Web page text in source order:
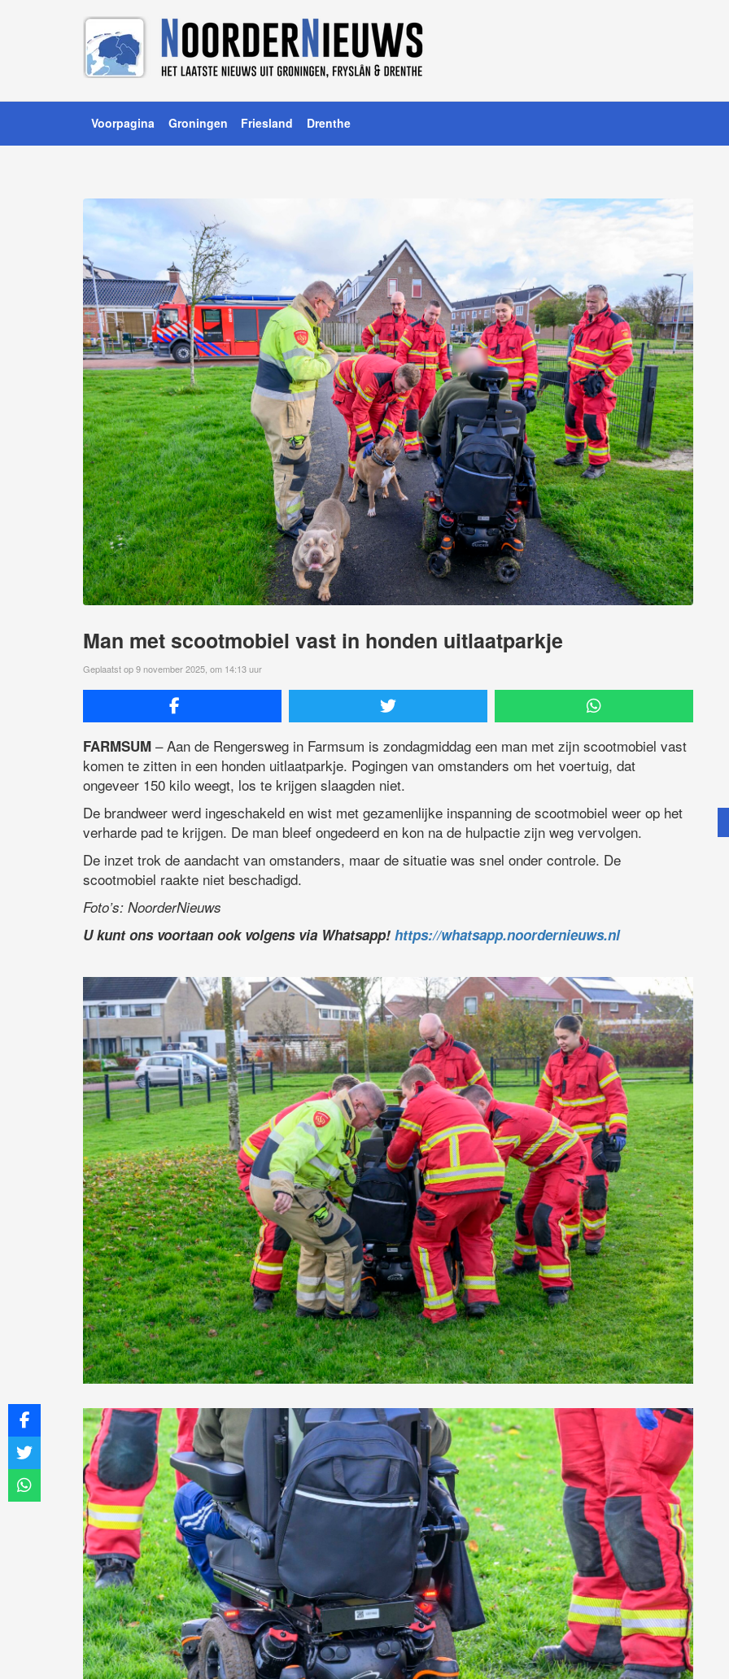
Voorpagina Groningen Friesland Drenthe
Man met scootmobiel vast in honden uitlaatparkje
Geplaatst op 9 november 2025, om 14:13 uur
FARMSUM – Aan de Rengersweg in Farmsum is zondagmiddag een man met zijn scootmobiel vast
komen te zitten in een honden uitlaatparkje. Pogingen van omstanders om het voertuig, dat
ongeveer 150 kilo weegt, los te krijgen slaagden niet.
De brandweer werd ingeschakeld en wist met gezamenlijke inspanning de scootmobiel weer op het
verharde pad te krijgen. De man bleef ongedeerd en kon na de hulpactie zijn weg vervolgen.
De inzet trok de aandacht van omstanders, maar de situatie was snel onder controle. De
scootmobiel raakte niet beschadigd.
Foto’s: NoorderNieuws
U kunt ons voortaan ook volgens via Whatsapp! https://whatsapp.noordernieuws.nl